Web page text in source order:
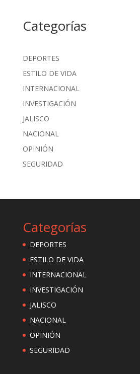
Categorías
DEPORTES
ESTILO DE VIDA
INTERNACIONAL
INVESTIGACIÓN
JALISCO
NACIONAL
OPINIÓN
SEGURIDAD
Categorías
DEPORTES
ESTILO DE VIDA
INTERNACIONAL
INVESTIGACIÓN
JALISCO
NACIONAL
OPINIÓN
SEGURIDAD